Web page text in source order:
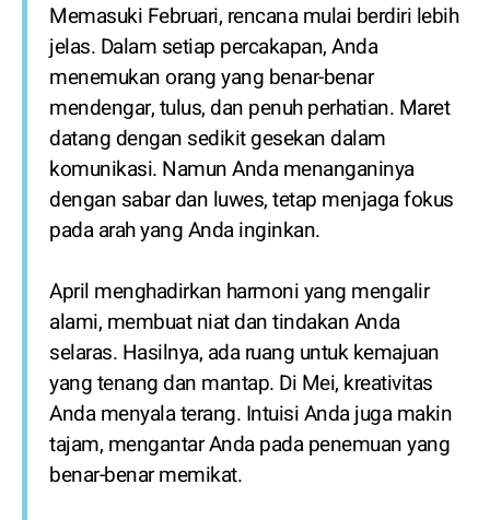
Memasuki Februari, rencana mulai berdiri lebih
jelas. Dalam setiap percakapan, Anda
menemukan orang yang benar-benar
mendengar, tulus, dan penuh perhatian. Maret
datang dengan sedikit gesekan dalam
komunikasi. Namun Anda menanganinya
dengan sabar dan luwes, tetap menjaga fokus
pada arah yang Anda inginkan.
April menghadirkan harmoni yang mengalir
alami, membuat niat dan tindakan Anda
selaras. Hasilnya, ada ruang untuk kemajuan
yang tenang dan mantap. Di Mei, kreativitas
Anda menyala terang. Intuisi Anda juga makin
tajam, mengantar Anda pada penemuan yang
benar-benar memikat.